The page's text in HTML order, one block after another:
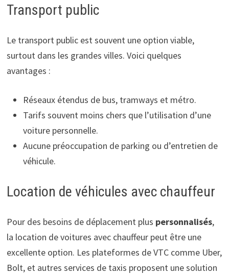
Transport public
Le transport public est souvent une option viable,
surtout dans les grandes villes. Voici quelques
avantages :
Réseaux étendus de bus, tramways et métro.
Tarifs souvent moins chers que l’utilisation d’une
voiture personnelle.
Aucune préoccupation de parking ou d’entretien de
véhicule.
Location de véhicules avec chauffeur
Pour des besoins de déplacement plus personnalisés,
la location de voitures avec chauffeur peut être une
excellente option. Les plateformes de VTC comme Uber,
Bolt, et autres services de taxis proposent une solution